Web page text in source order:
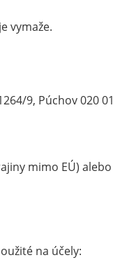
vymaže.
9, Púchov 020 01
mimo EÚ) alebo
na účely: